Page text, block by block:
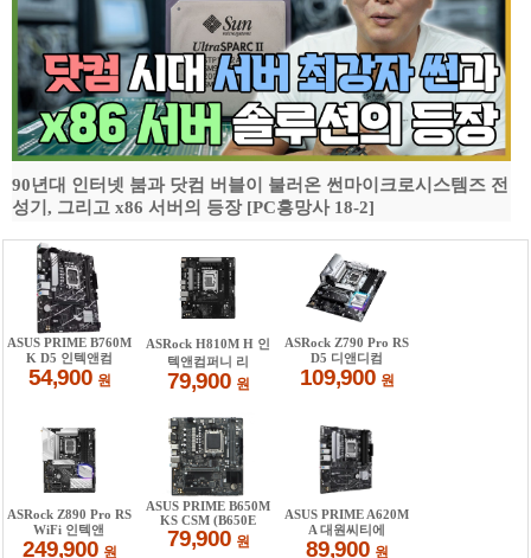
90년대 인터넷 붐과 닷컴 버블이 불러온 썬마이크로시스템즈 전
성기, 그리고 x86 서버의 등장 [PC흥망사 18-2]